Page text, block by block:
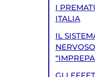
I
ITALIA
IL